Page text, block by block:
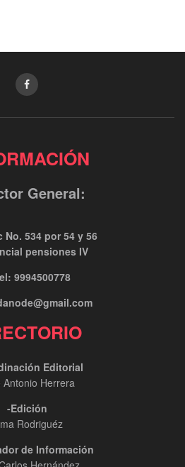
General:
No. 534 por 54 y 56
pensiones IV
9994500778
Editorial
Antonio Herrera
-Edición
Rodriguéz
de Información